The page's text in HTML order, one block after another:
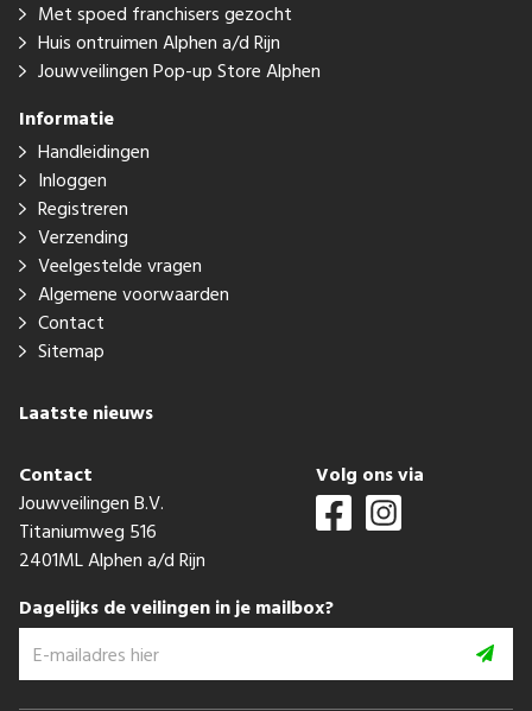
Met spoed franchisers gezocht
Huis ontruimen Alphen a/d Rijn
Jouwveilingen Pop-up Store Alphen
Informatie
Handleidingen
Inloggen
Registreren
Verzending
Veelgestelde vragen
Algemene voorwaarden
Contact
Sitemap
Laatste nieuws
Contact
Jouwveilingen B.V.
Titaniumweg 516
2401ML Alphen a/d Rijn
Volg ons via
Dagelijks de veilingen in je mailbox?